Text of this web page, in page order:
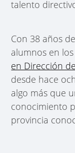
talento
Con 38 años
alumnos en
en Dirección
desde hace
algo más que
conocimiento
provincia